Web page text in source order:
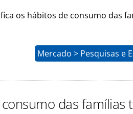
os hábitos de consumo das
Mercado > Pesquisas e
das famílias